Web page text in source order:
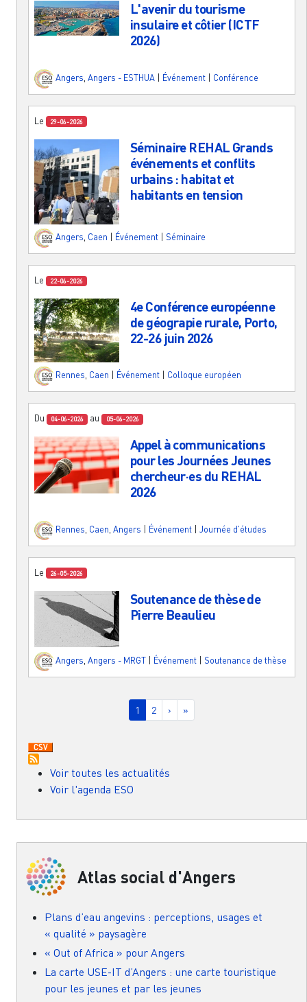
L'avenir du tourisme
insulaire et côtier (ICTF
2026)
Angers Angers - ESTHUA Événement Conférence
Le 29-06-2026
Séminaire REHAL Grands
événements et conflits
urbains : habitat et
habitants en tension
Angers, Caen Événement Séminaire
Le 22-06-2026
4e Conférence européenne
de géograpie rurale, Porto,
22-26 juin 2026
Rennes, Caen Événement Colloque européen
Du 04-06-2026 au 05-06-2026
Appel à communications
pour les Journées Jeunes
chercheur·es du REHAL
2026
Rennes Caen Angers Événement Journée d'études
Le 26-05-2026
Soutenance de thèse de
Pierre Beaulieu
Angers Angers - MRGT Événement Soutenance de thèse
Page courante
1 Page
2 Page suivante
› Dernière page
»
Voir toutes les actualités
Voir l'agenda ESO
Atlas social d'Angers
Plans d’eau angevins : perceptions, usages et
« qualité » paysagère
« Out of Africa » pour Angers
La carte USE-IT d’Angers : une carte touristique
pour les jeunes et par les jeunes